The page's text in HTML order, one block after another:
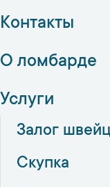
Контакты
О ломбарде
Услуги
Залог
Скупка